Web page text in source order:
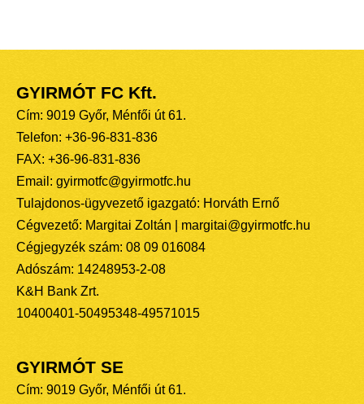
GYIRMÓT FC Kft.
Cím: 9019 Győr, Ménfői út 61.
Telefon: +36-96-831-836
FAX: +36-96-831-836
Email: gyirmotfc@gyirmotfc.hu
Tulajdonos-ügyvezető igazgató: Horváth Ernő
Cégvezető: Margitai Zoltán | margitai@gyirmotfc.hu
Cégjegyzék szám: 08 09 016084
Adószám: 14248953-2-08
K&H Bank Zrt.
10400401-50495348-49571015
GYIRMÓT SE
Cím: 9019 Győr, Ménfői út 61.